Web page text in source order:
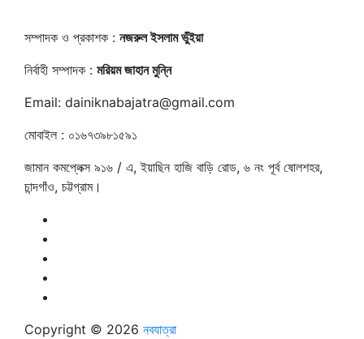
সম্পাদক ও প্রকাশক : নজরুল ইসলাম ভুঁইয়া
নির্বাহী সম্পাদক : মরিয়ম জাহান মুন্নি
Email: dainiknabajatra@gmail.com
মোবাইল : ০১৬৭৩৯৮১৫৯১
জামান কমপ্লেক্স ৯১৬ / এ, ইয়াছিন হাজি বাড়ি রোড, ৬ নং পূর্ব ষোলশহর,
চান্দগাঁও, চট্টগ্রাম।
Copyright © 2026 নবযাত্রা